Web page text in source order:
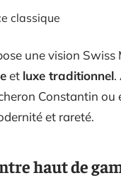
classique
une vision
et luxe traditionnel.
Constantin
et rareté.
haut de